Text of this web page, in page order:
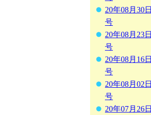
20年08月30日
号
20年08月23日
号
20年08月16日
号
20年08月02日
号
20年07月26日